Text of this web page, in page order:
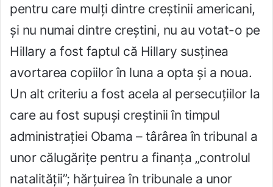
pentru care mulți dintre creștinii americani,
și nu numai dintre creștini, nu au votat-o pe
Hillary a fost faptul că Hillary susținea
avortarea copiilor în luna a opta și a noua.
Un alt criteriu a fost acela al persecuțiilor la
care au fost supuși creștinii în timpul
administrației Obama – târârea în tribunal a
unor călugărițe pentru a finanța „controlul
natalității”; hărțuirea în tribunale a unor